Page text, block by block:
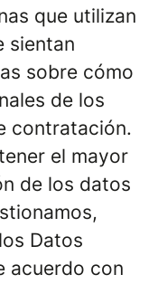
que utilizan
sientan
sobre cómo
de los
contratación.
el mayor
de los datos
Datos
acuerdo con